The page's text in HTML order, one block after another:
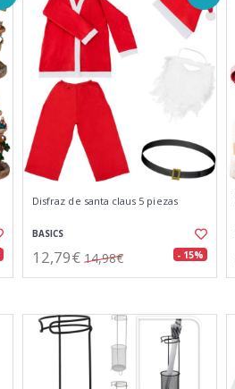
Disfraz de santa claus 5 piezas
BASICS
12,79€ 14,98€ - 15%